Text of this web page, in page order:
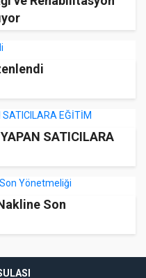
SATICILARA
Son